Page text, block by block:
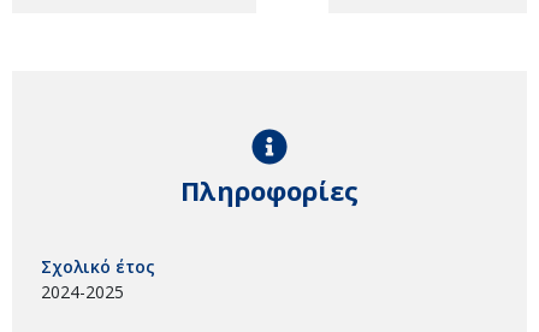
Πληροφορίες
Σχολικό έτος
2024-2025